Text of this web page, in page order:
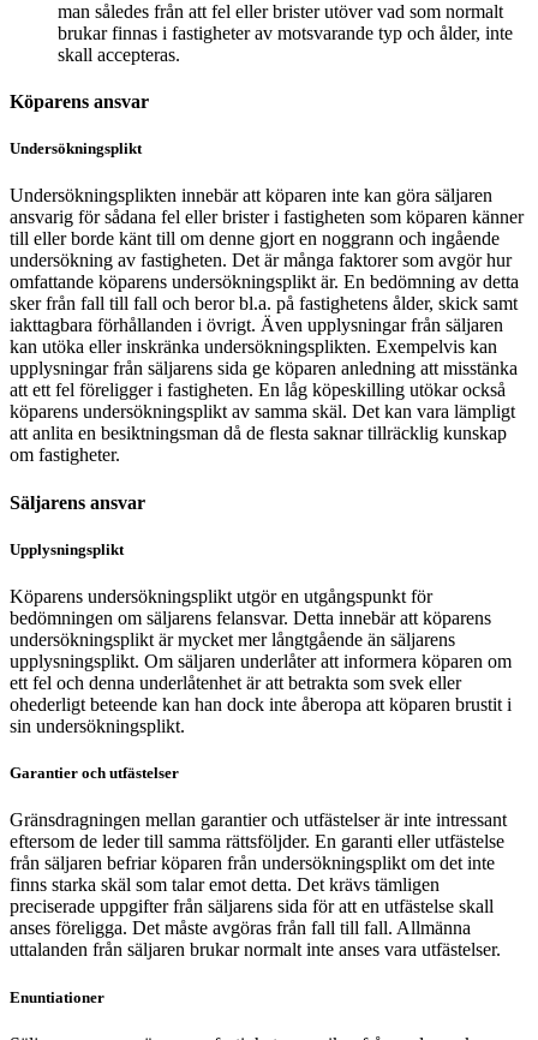
man således från att fel eller brister utöver vad som normalt
brukar finnas i fastigheter av motsvarande typ och ålder, inte
skall accepteras.
Köparens ansvar
Undersökningsplikt
Undersökningsplikten innebär att köparen inte kan göra säljaren
ansvarig för sådana fel eller brister i fastigheten som köparen känner
till eller borde känt till om denne gjort en noggrann och ingående
undersökning av fastigheten. Det är många faktorer som avgör hur
omfattande köparens undersökningsplikt är. En bedömning av detta
sker från fall till fall och beror bl.a. på fastighetens ålder, skick samt
iakttagbara förhållanden i övrigt. Även upplysningar från säljaren
kan utöka eller inskränka undersökningsplikten. Exempelvis kan
upplysningar från säljarens sida ge köparen anledning att misstänka
att ett fel föreligger i fastigheten. En låg köpeskilling utökar också
köparens undersökningsplikt av samma skäl. Det kan vara lämpligt
att anlita en besiktningsman då de flesta saknar tillräcklig kunskap
om fastigheter.
Säljarens ansvar
Upplysningsplikt
Köparens undersökningsplikt utgör en utgångspunkt för
bedömningen om säljarens felansvar. Detta innebär att köparens
undersökningsplikt är mycket mer långtgående än säljarens
upplysningsplikt. Om säljaren underlåter att informera köparen om
ett fel och denna underlåtenhet är att betrakta som svek eller
ohederligt beteende kan han dock inte åberopa att köparen brustit i
sin undersökningsplikt.
Garantier och utfästelser
Gränsdragningen mellan garantier och utfästelser är inte intressant
eftersom de leder till samma rättsföljder. En garanti eller utfästelse
från säljaren befriar köparen från undersökningsplikt om det inte
finns starka skäl som talar emot detta. Det krävs tämligen
preciserade uppgifter från säljarens sida för att en utfästelse skall
anses föreligga. Det måste avgöras från fall till fall. Allmänna
uttalanden från säljaren brukar normalt inte anses vara utfästelser.
Enuntiationer